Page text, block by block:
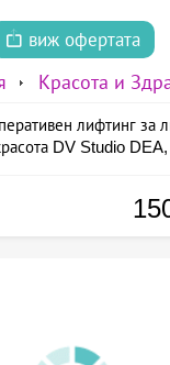
виж офертата
Красота и
лифтинг за
DV Studio